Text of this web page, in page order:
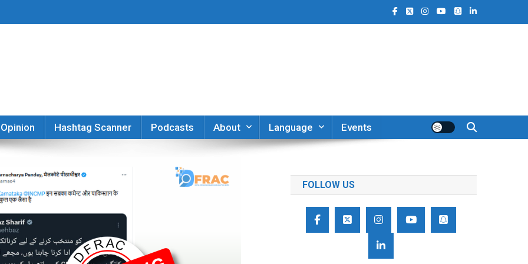
Opinion Hashtag Scanner Podcasts About Language Events
FOLLOW US